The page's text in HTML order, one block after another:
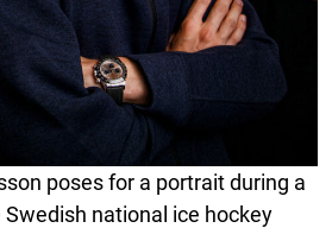
poses for a portrait during a
national ice hockey